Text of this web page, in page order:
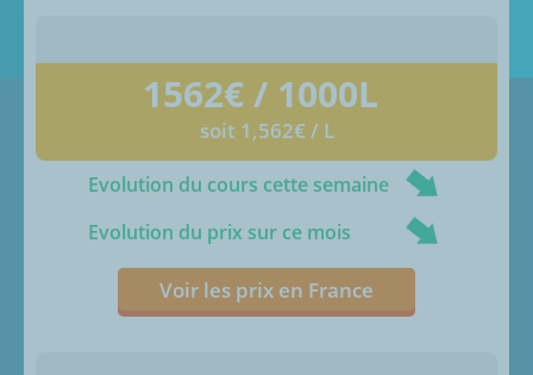
1562€ / 1000L
soit 1,562€ / L
Evolution du cours cette semaine
Evolution du prix sur ce mois
Voir les prix en France